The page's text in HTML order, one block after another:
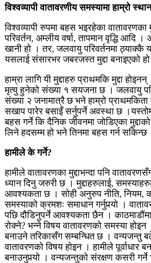
विश्वव्यापी वातावरणीय समस्यामा हाम्रो
विश्वव्यापी रुपमा बहस भइरहेका
परिवर्तन, अम्लीय वर्षा, तापमान वृद्धि आदि
खानी हो । तर, जलवायु परिवर्तनमा ठ्याक्कै
यसलाई संसारभर जबरजस्त मुद्दा बनाइएको
हाम्रा लागि यी मुद्दाहरु प्राथमकि मुद्दा
मृत्यु हुनेको संख्या १ सयजना छ । जलवायु
संख्या २ जनामात्रै छ भने हाम्रो
सखाप पारेर बसाइँ सर्नुपर्ने अवस्था छ
बहस गर्ने कि दैनिक जीवनमा जोडिएका
लिने हदसम्म हो भने तिनमा बहस गर्न सकिन्छ
हामीले के गर्ने?
हामीले वातावरणका मुद्दाभन्दा पनि
ध्यान दिनु जरुरी छ । मुद्दाहरुलाई,
आवश्यकता छ । सोही अनुरुप नीति, नियम,
समस्याको क्रमशः समाधान गर्नुपर्‍यो ।
पछि दौडिनुपर्ने आवश्यकता छैन ।
रोक्ने? भन्ने विषय वातावरणको समस्या होइन
बनाउने तरिकासँग सम्बन्धित छ । वन्यजन्तु
वातावरणको विषय होइन । हामीले पूर्वाधार
बनाउनुपर्‍यो । वन्यजन्तुको संरक्षण कसरी गर्ने